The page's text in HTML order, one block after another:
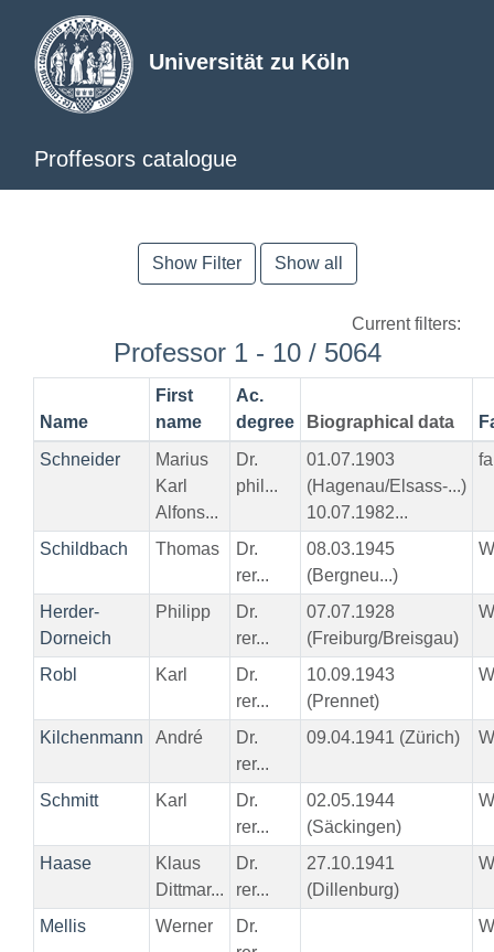
Universität zu Köln
Proffesors catalogue
Show Filter Show all
Current filters:
Professor 1 - 10 / 5064
Name
First
name
Ac.
degree
Biographical data
Schneider
Marius
Karl
Alfons...
Dr.
phil...
01.07.1903
(Hagenau/Elsass-...)
10.07.1982...
Schildbach Thomas
Dr.
rer...
08.03.1945
(Bergneu...)
Herder-
Dorneich
Philipp
Dr.
rer...
07.07.1928
(Freiburg/Breisgau)
Robl Karl
Dr.
rer...
10.09.1943
(Prennet)
Kilchenmann André
Dr.
rer...
09.04.1941 (Zürich)
Schmitt Karl
Dr.
rer...
02.05.1944
(Säckingen)
Haase
Klaus
Dittmar...
Dr.
rer...
27.10.1941
(Dillenburg)
Mellis Werner
Dr.